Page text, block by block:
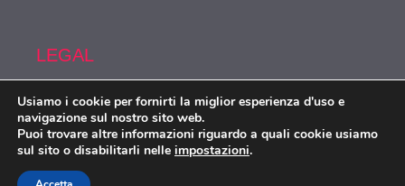
LEGAL
Armi&Spy is part of the network IsayBlog!
Usiamo i cookie per fornirti la miglior esperienza d'uso e
navigazione sul nostro sito web.
Puoi trovare altre informazioni riguardo a quali cookie usiamo
sul sito o disabilitarli nelle impostazioni.